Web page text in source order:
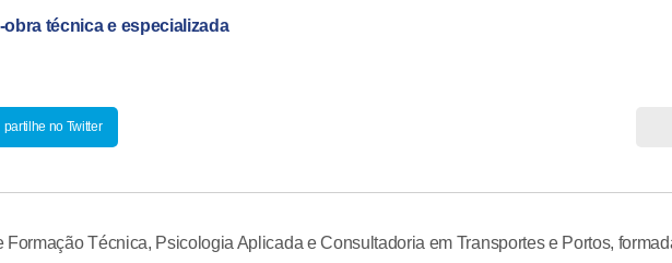
técnica e especializada
partilhe no Twitter
Técnica, Psicologia Aplicada e Consultadoria em Transportes e Portos,